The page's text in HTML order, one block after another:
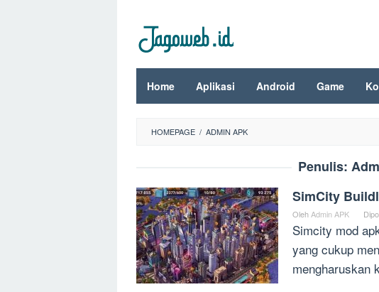
konten
Home Aplikasi Android Game
HOMEPAGE / ADMIN APK
Penulis:
SimCity
Oleh Admin APK
Simcity mod
yang cukup
mengharuskan